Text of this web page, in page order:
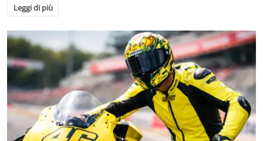
Leggi di più